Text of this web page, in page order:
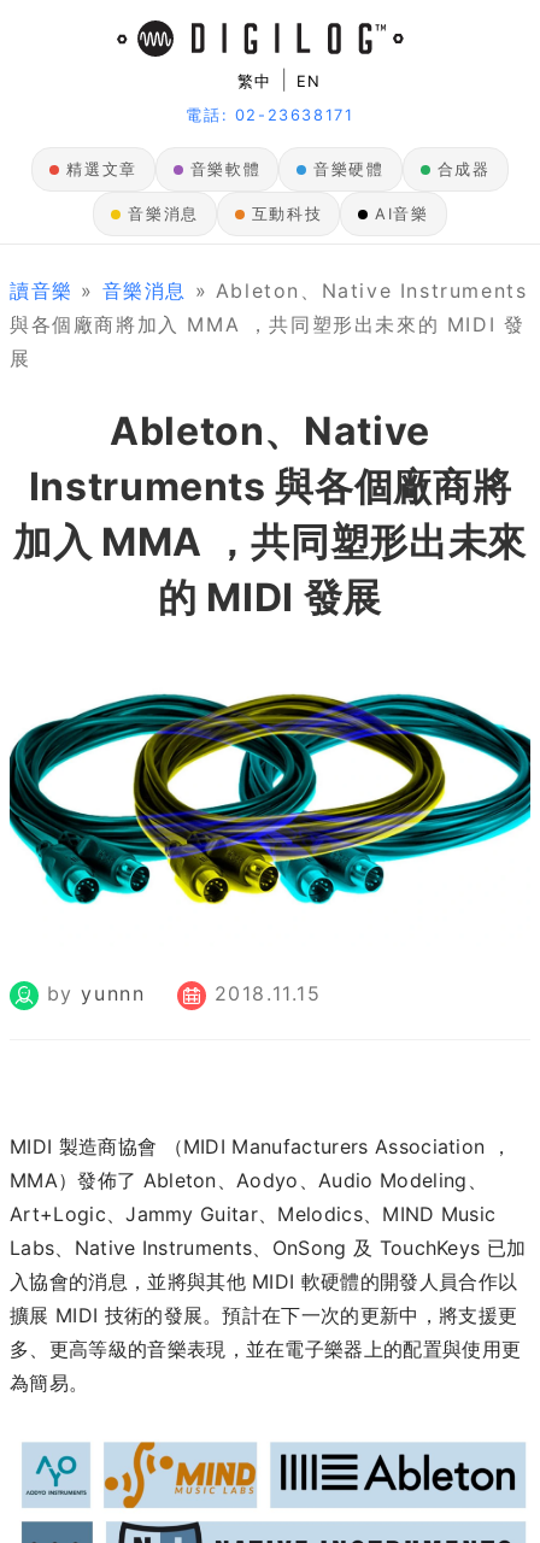
繁中
EN
電話: 02-23638171
精選文章 音樂軟體 音樂硬體 合成器
音樂消息 互動科技 AI音樂
讀音樂 » 音樂消息 » Ableton、Native Instruments
與各個廠商將加入 MMA ，共同塑形出未來的 MIDI 發
展
Ableton、Native
Instruments 與各個廠商將
加入 MMA ，共同塑形出未來
的 MIDI 發展
byyunnn 2018.11.15
MIDI 製造商協會 （MIDI Manufacturers Association ，
MMA）發佈了 Ableton、Aodyo、Audio Modeling、
Art+Logic、Jammy Guitar、Melodics、MIND Music
Labs、Native Instruments、OnSong 及 TouchKeys 已加
入協會的消息，並將與其他 MIDI 軟硬體的開發人員合作以
擴展 MIDI 技術的發展。預計在下一次的更新中，將支援更
多、更高等級的音樂表現，並在電子樂器上的配置與使用更
為簡易。